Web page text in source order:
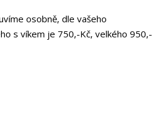
osobně, dle vašeho
s víkem je 750,-Kč, velkého 950,-